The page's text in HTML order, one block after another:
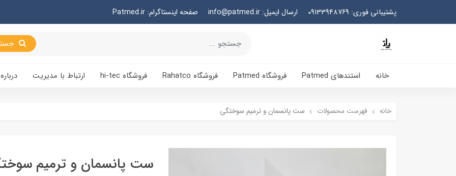
پشتیبانی فوری: 09133948769 ارسال ایمیل: info@patmed.ir صفحه اینستاگرام: Patmed.ir
خانه استندهای Patmed فروشگاه Patmed فروشگاه Rahatco فروشگاه hi-tec ارتباط با مدیریت
خانه فهرست محصولات ست پانسمان و ترمیم سوختگی
ست پانسمان و ترمیم